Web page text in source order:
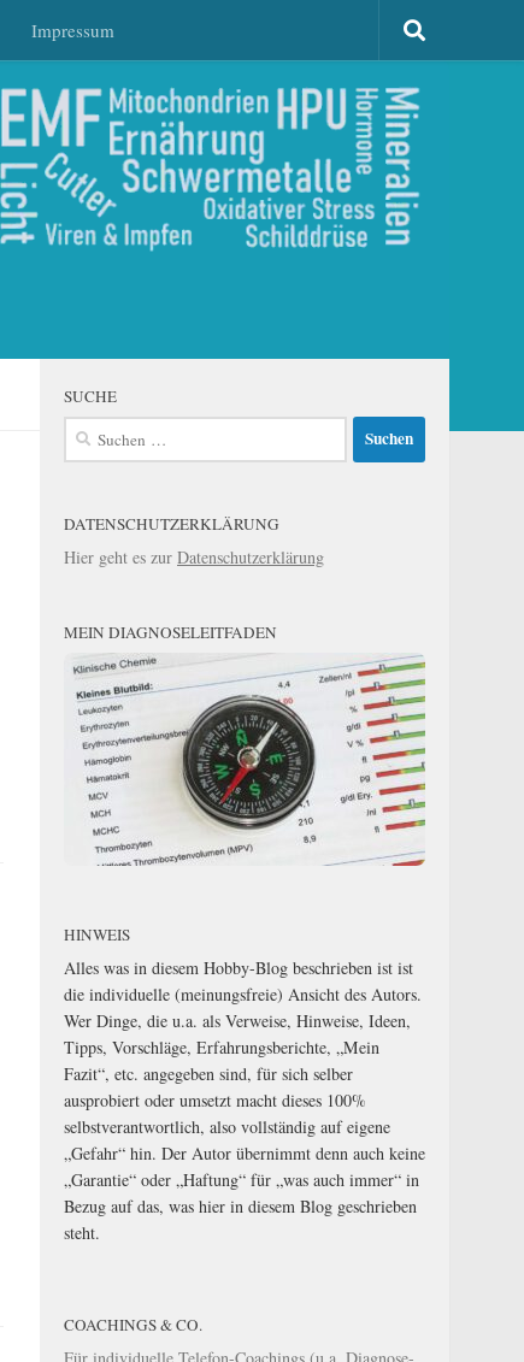
Impressum
SUCHE
Suchen
DATENSCHUTZERKLÄRUNG
Hier geht es zur Datenschutzerklärung
MEIN DIAGNOSELEITFADEN
HINWEIS
Alles was in diesem Hobby-Blog beschrieben ist ist
die individuelle (meinungsfreie) Ansicht des Autors.
Wer Dinge, die u.a. als Verweise, Hinweise, Ideen,
Tipps, Vorschläge, Erfahrungsberichte, „Mein
Fazit“, etc. angegeben sind, für sich selber
ausprobiert oder umsetzt macht dieses 100%
selbstverantwortlich, also vollständig auf eigene
„Gefahr“ hin. Der Autor übernimmt denn auch keine
„Garantie“ oder „Haftung“ für „was auch immer“ in
Bezug auf das, was hier in diesem Blog geschrieben
steht.
COACHINGS & CO.
Für individuelle Telefon-Coachings (u.a. Diagnose-